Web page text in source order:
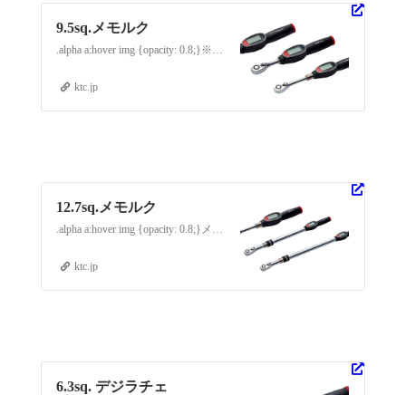
9.5sq.メモルク
ktc.jp
12.7sq.メモルク
ktc.jp
6.3sq. デジラチェ